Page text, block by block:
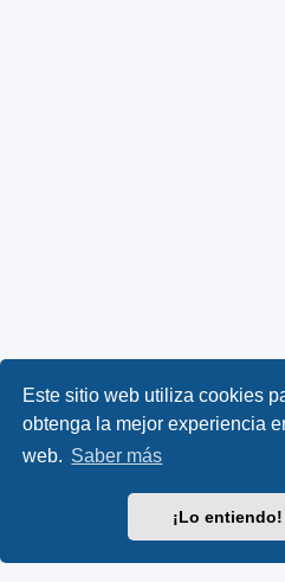
Este sitio web utiliza cookies
obtenga la mejor experiencia
web. Saber más
¡Lo entiendo!